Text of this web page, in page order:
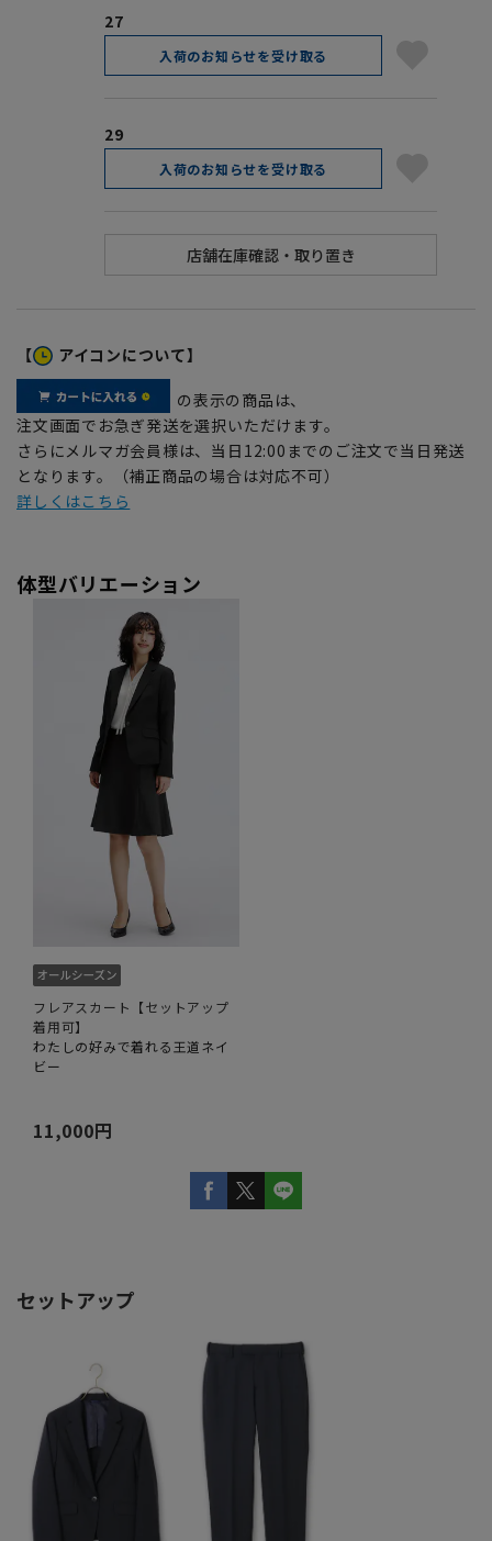
27
入荷のお知らせを受け取る
29
入荷のお知らせを受け取る
【 アイコンについて】
の表示の商品は、
注文画面でお急ぎ発送を選択いただけます。
さらにメルマガ会員様は、当日12:00までのご注文で当日発送
となります。（補正商品の場合は対応不可）
詳しくはこちら
体型バリエーション
フレアスカート【セットアップ
着用可】
わたしの好みで着れる王道ネイ
ビー
11,000円